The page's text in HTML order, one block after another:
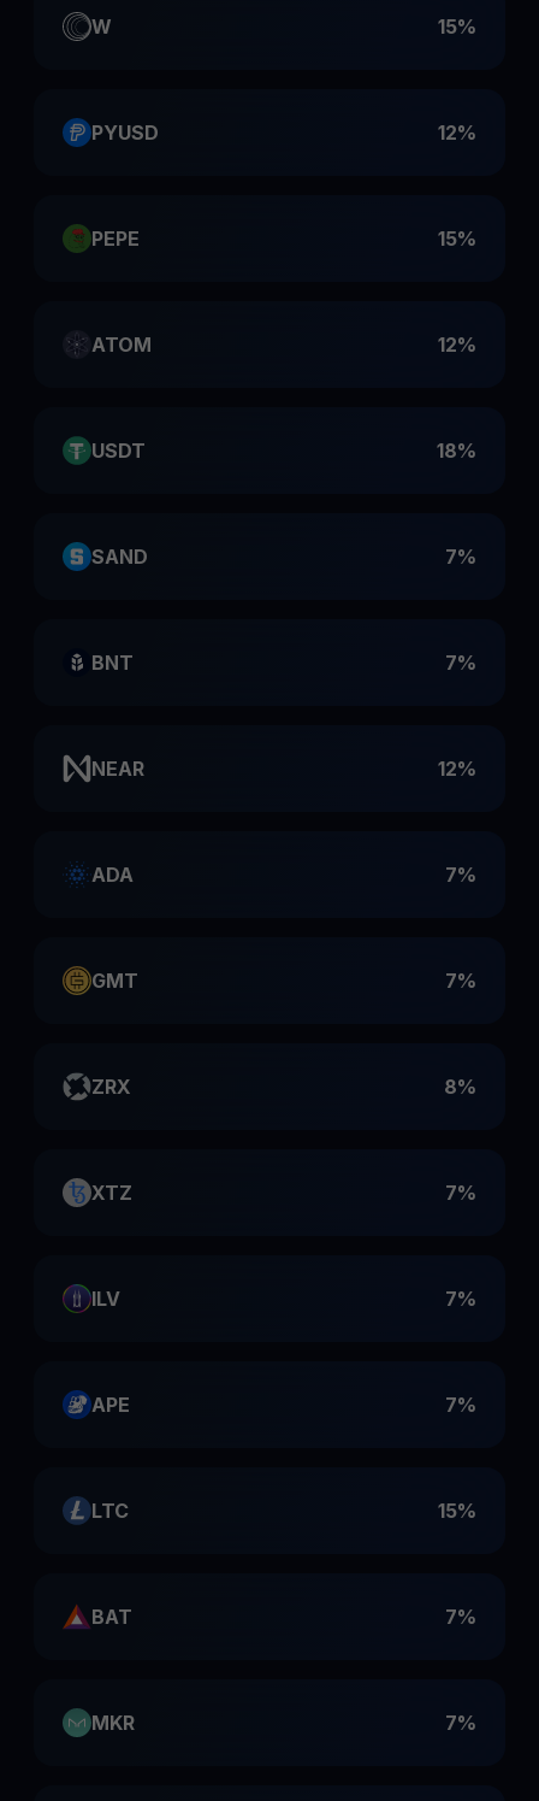
W 15%
PYUSD 12%
PEPE 15%
ATOM 12%
USDT 18%
SAND 7%
BNT 7%
NEAR 12%
ADA 7%
GMT 7%
ZRX 8%
XTZ 7%
ILV 7%
APE 7%
LTC 15%
BAT 7%
MKR 7%